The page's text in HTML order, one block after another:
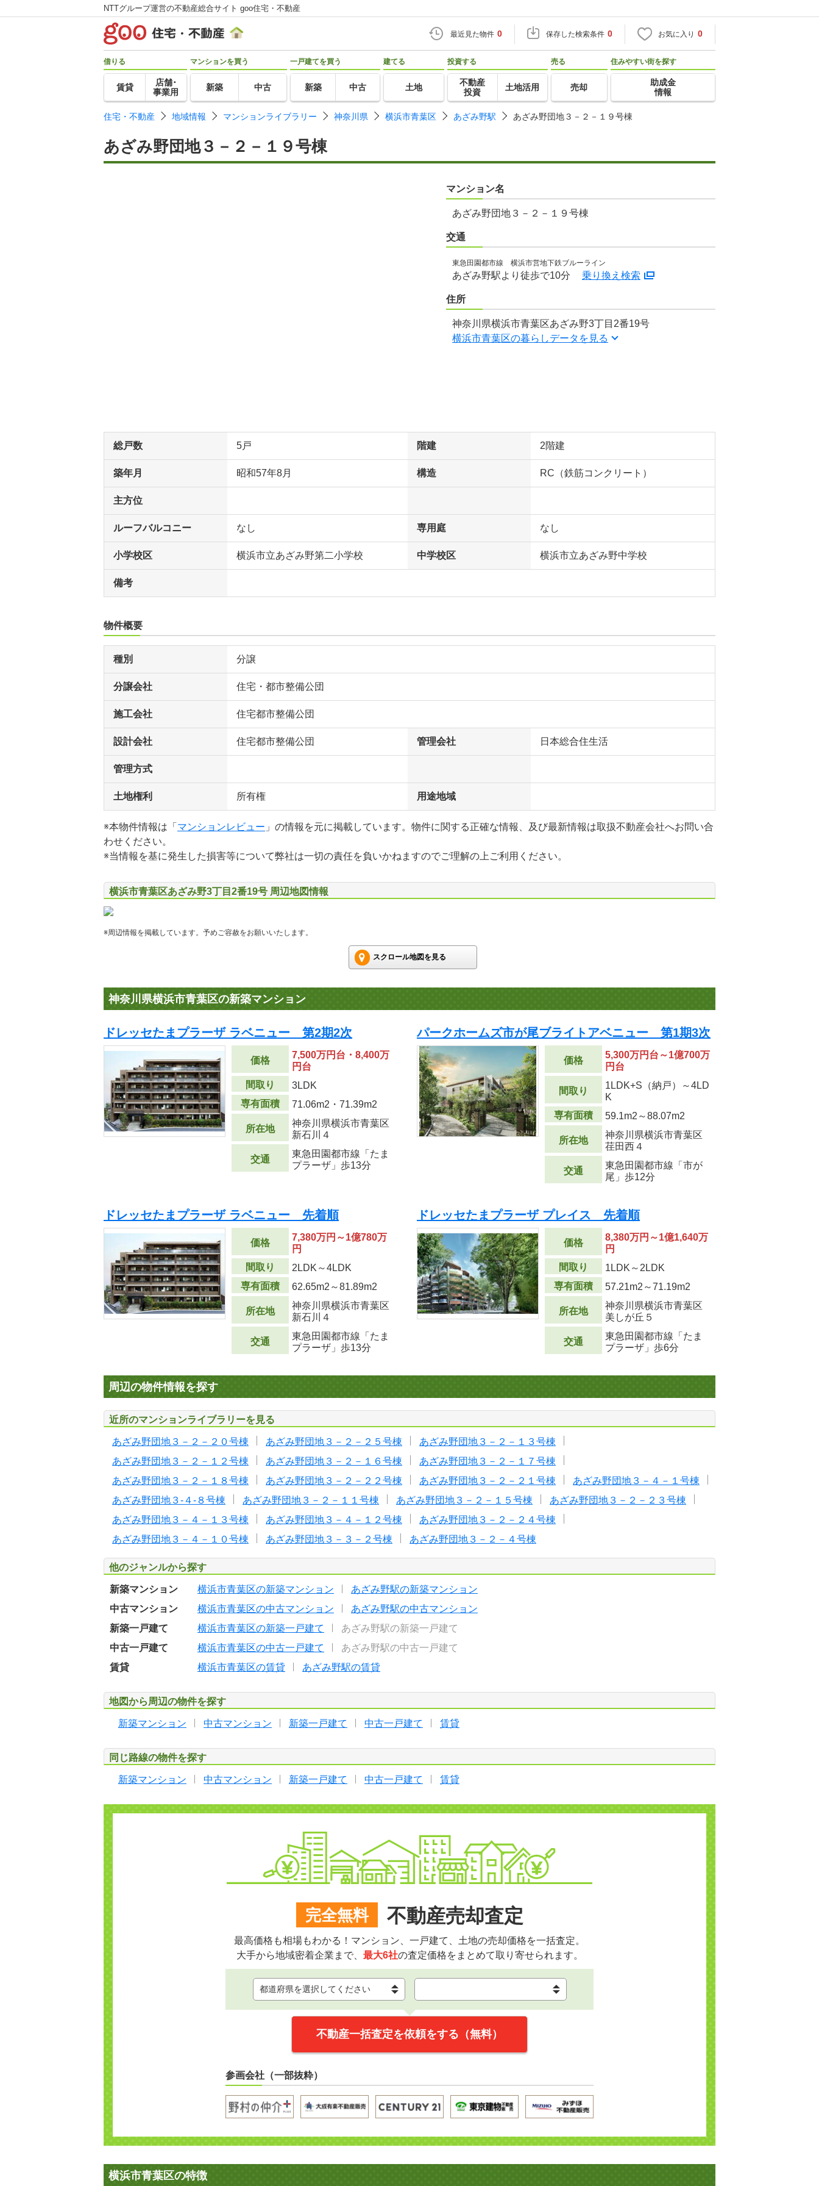
NTTグループ運営の不動産総合サイト goo住宅・不動産
最近見た物件 0 保存した検索条件 0 お気に入り 0
借りる
賃貸
店舗･
事業用
マンションを買う
新築 中古
一戸建てを買う
新築 中古
建てる
土地
投資する
不動産
投資
土地活用
売る
売却
住みやすい街を探す
助成金
情報
住宅・不動産 地域情報 マンションライブラリー 神奈川県 横浜市青葉区 あざみ野駅 あざみ野団地３－２－１９号棟
あざみ野団地３－２－１９号棟
マンション名
あざみ野団地３－２－１９号棟
交通
東急田園都市線 横浜市営地下鉄ブルーライン
あざみ野駅より徒歩で10分 乗り換え検索
住所
神奈川県横浜市青葉区あざみ野3丁目2番19号
横浜市青葉区の暮らしデータを見る
総戸数 5戸 階建 2階建
築年月 昭和57年8月 構造 RC（鉄筋コンクリート）
主方位
ルーフバルコニー なし 専用庭 なし
小学校区 横浜市立あざみ野第二小学校 中学校区 横浜市立あざみ野中学校
備考
物件概要
種別 分譲
分譲会社 住宅・都市整備公団
施工会社 住宅都市整備公団
設計会社 住宅都市整備公団 管理会社 日本総合住生活
管理方式
土地権利 所有権 用途地域
※本物件情報は「 マンションレビュー 」の情報を元に掲載しています。物件に関する正確な情報、及び最新情報は取扱不動産会社へお問い合
わせください。
※当情報を基に発生した損害等について弊社は一切の責任を負いかねますのでご理解の上ご利用ください。
横浜市青葉区あざみ野3丁目2番19号 周辺地図情報
※周辺情報を掲載しています。予めご容赦をお願いいたします。
スクロール地図を見る
神奈川県横浜市青葉区の新築マンション
ドレッセたまプラーザ ラベニュー 第2期2次
価格
7,500万円台・8,400万
円台
間取り
3LDK
専有面積
71.06m2 ・71.39m2
所在地
神奈川県横浜市青葉区
新石川４
交通
東急田園都市線「たま
プラーザ」歩13分
パークホームズ市が尾ブライトアベニュー 第1期3次
価格
5,300万円台～1億700万
円台
間取り
1LDK+S（納戸）～4LD
K
専有面積
59.1m2 ～88.07m2
所在地
神奈川県横浜市青葉区
荏田西４
交通
東急田園都市線「市が
尾」歩12分
ドレッセたまプラーザ ラベニュー 先着順
価格
7,380万円～1億780万
円
間取り
2LDK～4LDK
専有面積
62.65m2 ～81.89m2
所在地
神奈川県横浜市青葉区
新石川４
交通
東急田園都市線「たま
プラーザ」歩13分
ドレッセたまプラーザ プレイス 先着順
価格
8,380万円～1億1,640万
円
間取り
1LDK～2LDK
専有面積
57.21m2 ～71.19m2
所在地
神奈川県横浜市青葉区
美しが丘５
交通
東急田園都市線「たま
プラーザ」歩6分
周辺の物件情報を探す
近所のマンションライブラリーを見る
あざみ野団地３－２－２０号棟 あざみ野団地３－２－２５号棟
あざみ野団地３－２－１３号棟
あざみ野団地３－２－１２号棟
あざみ野団地３－２－１６号棟
あざみ野団地３－２－１７号棟
あざみ野団地３－２－１８号棟
あざみ野団地３－２－２２号棟 あざみ野団地３－２－２１号棟
あざみ野団地３－４－１号棟
あざみ野団地３-４-８号棟
あざみ野団地３－２－１１号棟 あざみ野団地３－２－１５号棟
あざみ野団地３－２－２３号棟
あざみ野団地３－４－１３号棟
あざみ野団地３－４－１２号棟
あざみ野団地３－２－２４号棟
あざみ野団地３－４－１０号棟
あざみ野団地３－３－２号棟 あざみ野団地３－２－４号棟
他のジャンルから探す
新築マンション 横浜市青葉区の新築マンション
あざみ野駅の新築マンション
中古マンション
横浜市青葉区の中古マンション
あざみ野駅の中古マンション
新築一戸建て
横浜市青葉区の新築一戸建て
あざみ野駅の新築一戸建て
中古一戸建て
横浜市青葉区の中古一戸建て
あざみ野駅の中古一戸建て
賃貸
横浜市青葉区の賃貸 あざみ野駅の賃貸
地図から周辺の物件を探す
新築マンション 中古マンション 新築一戸建て 中古一戸建て 賃貸
同じ路線の物件を探す
新築マンション 中古マンション 新築一戸建て 中古一戸建て 賃貸
完全無料 不動産売却査定
最高価格も相場もわかる！マンション、一戸建て、土地の売却価格を一括査定。
大手から地域密着企業まで、 最大6社の査定価格をまとめて取り寄せられます。
不動産一括査定を依頼をする（無料）
参画会社（一部抜粋）
横浜市青葉区の特徴